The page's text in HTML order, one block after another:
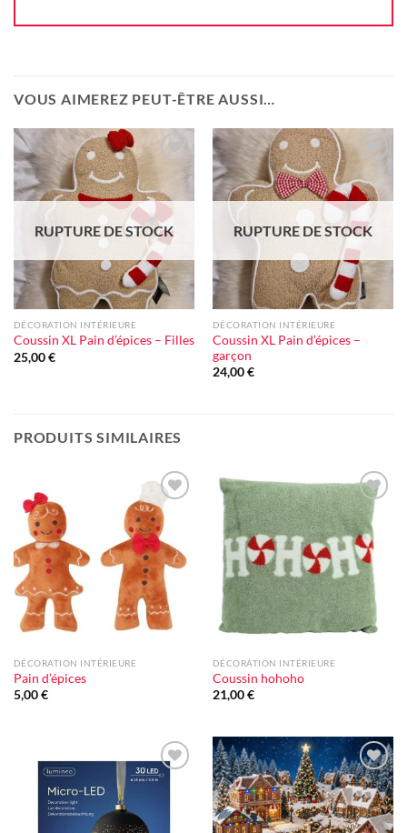
VOUS AIMEREZ PEUT-ÊTRE AUSSI…
d'envie
RUPTURE DE STOCK
DÉCORATION INTÉRIEURE
Coussin XL Pain d’épices – Filles
25,00€
à la liste
d'envie
RUPTURE DE STOCK
DÉCORATION INTÉRIEURE
Coussin XL Pain d’épices –
garçon
24,00€
PRODUITS SIMILAIRES
Ajouter
à la liste
d'envie
DÉCORATION INTÉRIEURE
Pain d’épices
5,00€
Ajouter
à la liste
d'envie
DÉCORATION INTÉRIEURE
Coussin hohoho
21,00€
Ajouter
Ajouter
à la liste
d'envie